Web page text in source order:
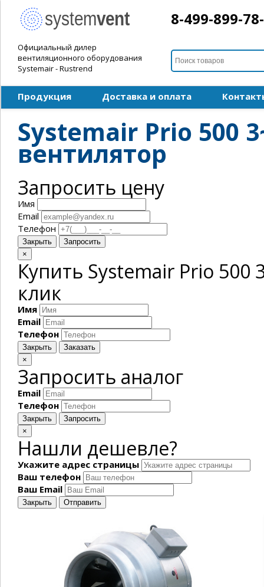
Официальный дилер
вентиляционного оборудования
Systemair - Rustrend
8-499-899-
Продукция Доставка и оплата
Systemair Prio 500
вентилятор
Запросить цену
Имя
Email
Телефон
Закрыть
Запросить
×
Купить Systemair Prio
клик
Имя
Email
Телефон
Закрыть
Заказать
×
Запросить аналог
Email
Телефон
Закрыть
Запросить
×
Нашли дешевле?
Укажите адрес страницы
Ваш телефон
Ваш Email
Закрыть Отправить